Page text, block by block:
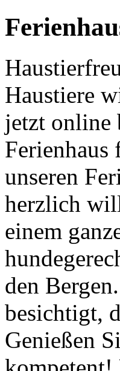
Haustiere
jetzt online
unseren
herzlich
einem
den
besichtigt,
Genießen